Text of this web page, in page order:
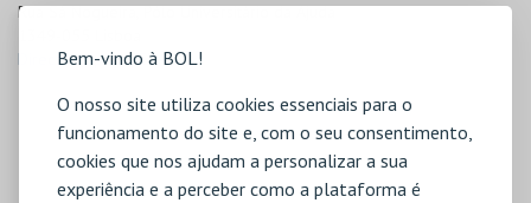
Bem-vindo à BOL!
O nosso site utiliza cookies essenciais para o
funcionamento do site e, com o seu consentimento,
cookies que nos ajudam a personalizar a sua
experiência e a perceber como a plataforma é
Rua Sá Nogueira, Pólo Universitário da Ajuda
Direcções para FEDAL